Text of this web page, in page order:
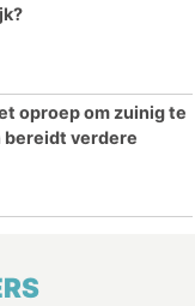
oproep om zuinig te
bereidt verdere